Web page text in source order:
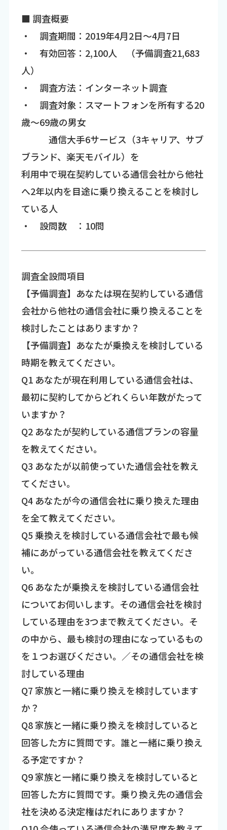
■ 調査概要
・ 調査期間：2019年4月2日～4月7日
・ 有効回答：2,100人 （予備調査21,683
人）
・ 調査方法：インターネット調査
・ 調査対象：スマートフォンを所有する20
歳～69歳の男女
通信大手6サービス（3キャリア、サブ
ブランド、楽天モバイル）を
利用中で現在契約している通信会社から他社
へ2年以内を目途に乗り換えることを検討し
ている人
・ 設問数 ：10問
調査全設問項目
【予備調査】あなたは現在契約している通信
会社から他社の通信会社に乗り換えることを
検討したことはありますか？
【予備調査】あなたが乗換えを検討している
時期を教えてください。
Q1 あなたが現在利用している通信会社は、
最初に契約してからどれくらい年数がたって
いますか？
Q2 あなたが契約している通信プランの容量
を教えてください。
Q3 あなたが以前使っていた通信会社を教え
てください。
Q4 あなたが今の通信会社に乗り換えた理由
を全て教えてください。
Q5 乗換えを検討している通信会社で最も候
補にあがっている通信会社を教えてくださ
い。
Q6 あなたが乗換えを検討している通信会社
についてお伺いします。その通信会社を検討
している理由を3つまで教えてください。そ
の中から、最も検討の理由になっているもの
を１つお選びください。／その通信会社を検
討している理由
Q7 家族と一緒に乗り換えを検討しています
か？
Q8 家族と一緒に乗り換えを検討していると
回答した方に質問です。誰と一緒に乗り換え
る予定ですか？
Q9 家族と一緒に乗り換えを検討していると
回答した方に質問です。乗り換え先の通信会
社を決める決定権はだれにありますか？